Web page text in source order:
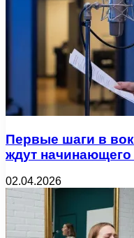
Первые шаги в
ждут начинающего
02.04.2026